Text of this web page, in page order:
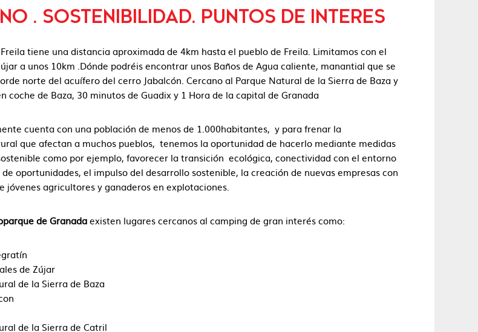
. SOSTENIBILIDAD. PUNTOS DE INTERES
tiene una distancia aproximada de 4km hasta el pueblo de Freila. Limitamos con el
a unos 10km .Dónde podréis encontrar unos Baños de Agua caliente, manantial que se
norte del acuífero del cerro Jabalcón. Cercano al Parque Natural de la Sierra de Baza y
coche de Baza, 30 minutos de Guadix y 1 Hora de la capital de Granada
cuenta con una población de menos de 1.000habitantes, y para frenar la
que afectan a muchos pueblos, tenemos la oportunidad de hacerlo mediante medidas
como por ejemplo, favorecer la transición ecológica, conectividad con el entorno
oportunidades, el impulso del desarrollo sostenible, la creación de nuevas empresas con
jóvenes agricultores y ganaderos en explotaciones.
de Granadaexisten lugares cercanos al camping de gran interés como:
de Zújar
de la Sierra de Baza
de la Sierra de Catril